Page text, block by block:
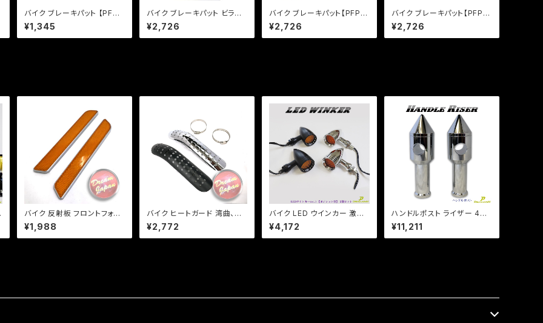
バイク ブレーキパット 【PFP
製】 PFB330 ブレーキシュー
レッツ ストマジ
¥1,345
バイク ブレーキパット ビラー
ゴ【PFP製】PF235 マスター
パッド 【クリックポスト発送可
能】
¥2,726
バイク ブレーキパット【PFP
製】PF120 マスターパッド マ
グナ50 KSR110 【クリックポ
スト発送可能】
¥2,726
バイク ブレーキパット【PFP
製】PF144/2 マスターパッド
エイプ50 ジョーカー50【クリ
ックポスト発送可能】
¥2,726
バイク 反射板 フロントフォー
ク フレーム/両面テープ/ハー
レー/【シルバー・ブラック選
択】/カスタム/車検【クリックポ
¥1,988
バイク ヒートガード 湾曲、ドッ
トタイプ 【シルバー・ブラック】
マフラー 火傷防止 カスタム
マフラーガード バンド取り付
¥2,772
バイク LED ウインカー 激渋
激光 / 2個セット / 【シルバー・
ブラック選択】ver.3 ポジショ
ンランプ付 アメリカン レトロ
¥4,172
ハンドルポスト ライザー 4イ
ンチ 100mmアップ 22.2mm
ハンドル用 /汎用 鬼型！ ビラ
ーゴ /ドラッグスター/エイプ/
¥11,211